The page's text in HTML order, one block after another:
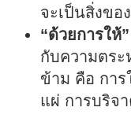
จะเป็นสิ่งขอ
“ด้วยการให้”
กับความตร
ข้าม คือ การ
แผ่ การบริจ